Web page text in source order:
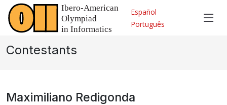
Español
Português
Contestants
Maximiliano Redigonda